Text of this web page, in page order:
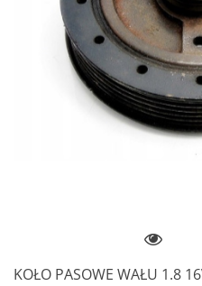
KOŁO PASOWE WAŁU 1.8